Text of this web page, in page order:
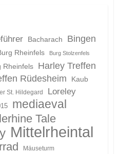
Bacharach
Bingen
Rheinfels Burg Stolzenfels
Rheinfels
Harley Treffen
Rüdesheim Kaub
St. Hildegard Loreley
mediaeval
Tale
Mittelrheintal
Mäuseturm